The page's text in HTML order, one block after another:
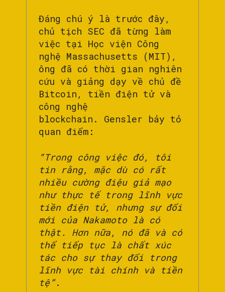
Đáng chú ý là trước đây,
chủ tịch SEC đã từng làm
việc tại Học viện Công
nghệ Massachusetts (MIT),
ông đã có thời gian nghiên
cứu và giảng dạy về chủ đề
Bitcoin, tiền điện tử và
công nghệ
blockchain. Gensler bảy tỏ
quan điểm:
“Trong công việc đó, tôi
tin rằng, mặc dù có rất
nhiều cường điệu giả mạo
như thực tế trong lĩnh vực
tiền điện tử, nhưng sự đổi
mới của Nakamoto là có
thật. Hơn nữa, nó đã và có
thể tiếp tục là chất xúc
tác cho sự thay đổi trong
lĩnh vực tài chính và tiền
tệ”.